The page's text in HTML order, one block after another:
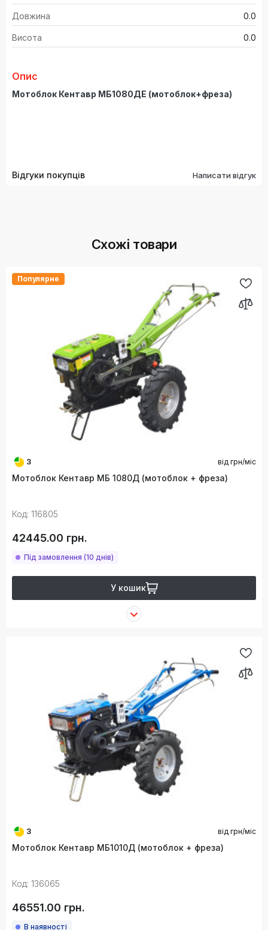
Довжина 0.0
Висота 0.0
Опис
Мотоблок Кентавр МБ1080ДЕ (мотоблок+фреза)
Відгуки покупців Написати відгук
Схожі товари
Популярне
3 від грн/міс
Мотоблок Кентавр МБ 1080Д (мотоблок + фреза)
Код: 116805
42445.00 грн.
Під замовлення (10 днів)
У кошик
3 від грн/міс
Мотоблок Кентавр МБ1010Д (мотоблок + фреза)
Код: 136065
46551.00 грн.
В наявності